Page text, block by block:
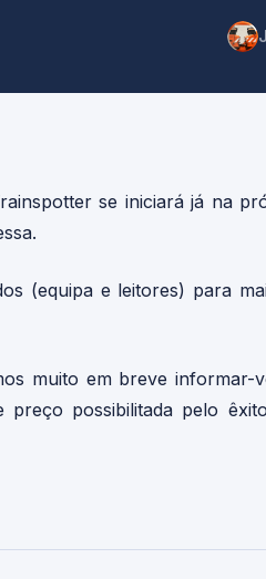
se iniciará já na
(equipa e leitores) para
muito em breve informar-
possibilitada pelo